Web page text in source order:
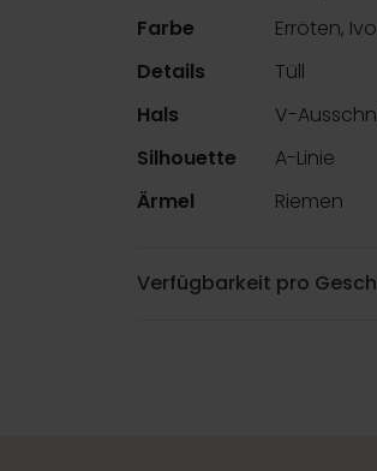
Farbe
Erröten,
Details
Tüll
Hals
V-
Silhouette
A-Linie
Ärmel
Riemen
Verfügbarkeit pro